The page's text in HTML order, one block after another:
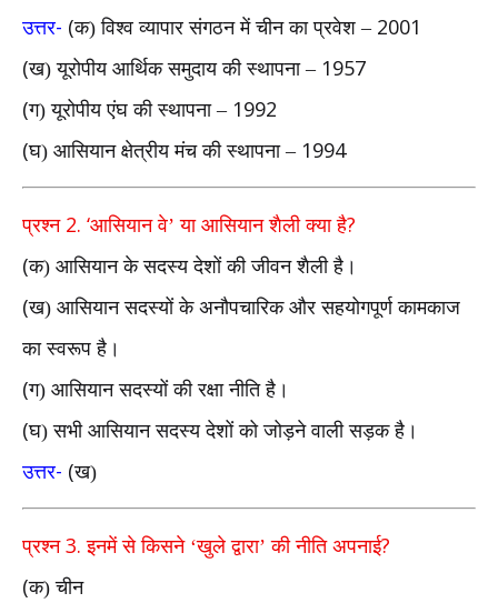
उत्तर- (क) विश्व व्यापार संगठन में चीन का प्रवेश – 2001
(ख) यूरोपीय आर्थिक समुदाय की स्थापना – 1957
(ग) यूरोपीय एंघ की स्थापना – 1992
(घ) आसियान क्षेत्रीय मंच की स्थापना – 1994
प्रश्न 2. ‘आसियान वे’ या आसियान शैली क्या है?
(क) आसियान के सदस्य देशों की जीवन शैली है।
(ख) आसियान सदस्यों के अनौपचारिक और सहयोगपूर्ण कामकाज
का स्वरूप है।
(ग) आसियान सदस्यों की रक्षा नीति है।
(घ) सभी आसियान सदस्य देशों को जोड़ने वाली सड़क है।
उत्तर- (ख)
प्रश्न 3.इनमें से किसने ‘खुले द्वारा’ की नीति अपनाई?
(क) चीन